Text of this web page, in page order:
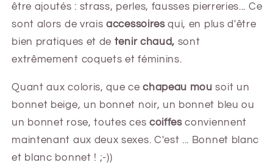
être ajoutés : strass, perles, fausses pierreries... Ce
sont alors de vraisaccessoiresqui, en plus d'être
bien pratiques et de tenir chaud, sont
extrêmement coquets et féminins.
Quant aux coloris, que cechapeau mou soit un
bonnet beige, un bonnet noir, un bonnet bleu ou
un bonnet rose, toutes ces coiffesconviennent
maintenant aux deux sexes. C'est ... Bonnet blanc
et blanc bonnet ! ;-))